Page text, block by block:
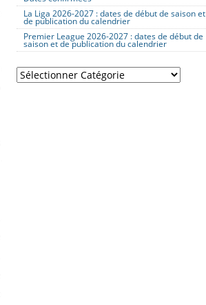
La Liga 2026-2027 : dates de début de saison et
de publication du calendrier
Premier League 2026-2027 : dates de début de
saison et de publication du calendrier
Catégories